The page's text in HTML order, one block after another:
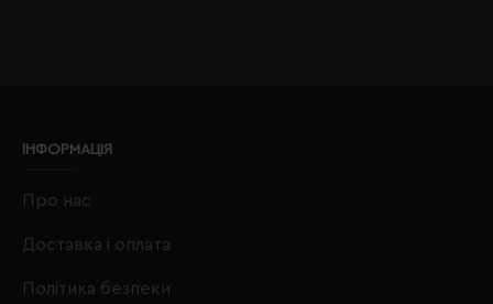
ІНФОРМАЦІЯ
Про нас
Доставка і оплата
Політика безпеки